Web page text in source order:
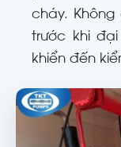
cháy.
trước khi
khiển đến